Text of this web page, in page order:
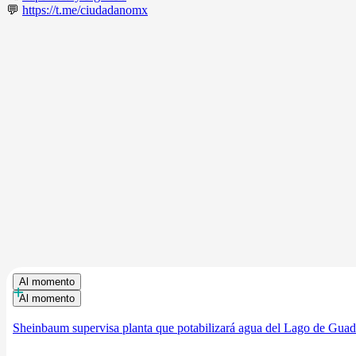
💬 https://t.me/ciudadanomx
Al momento
Al momento
+
Sheinbaum supervisa planta que potabilizará agua del Lago de